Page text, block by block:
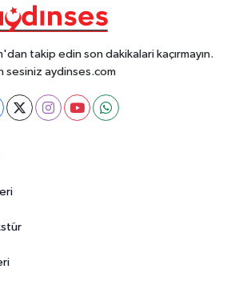
takip edin son dakikalari kaçırmayın.
sesiniz aydinses.com